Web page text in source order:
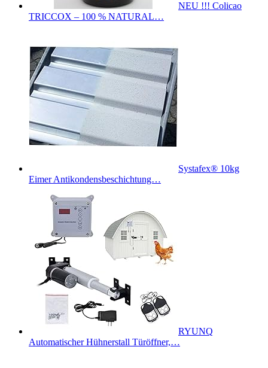
NEU !!! Colicao
TRICCOX – 100 % NATURAL…
Systafex® 10kg
Eimer Antikondensbeschichtung…
RYUNQ
Automatischer Hühnerstall Türöffner,…